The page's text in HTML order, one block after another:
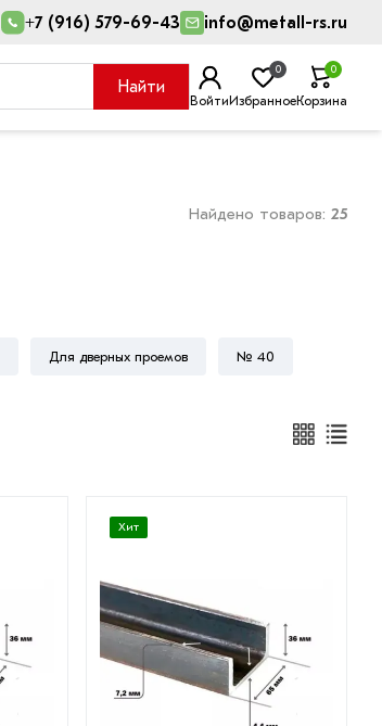
+7 (916) 579-69-43 info@metall-rs.ru
Найти
ВойтиИзбранное
0
Корзина
0
Найдено товаров: 25
Для дверных проемов № 40
Хит